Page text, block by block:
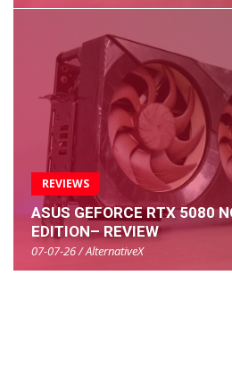
REVIEWS
ASUS GEFORCE RTX 5080
EDITION– REVIEW
07-07-26 / AlternativeX